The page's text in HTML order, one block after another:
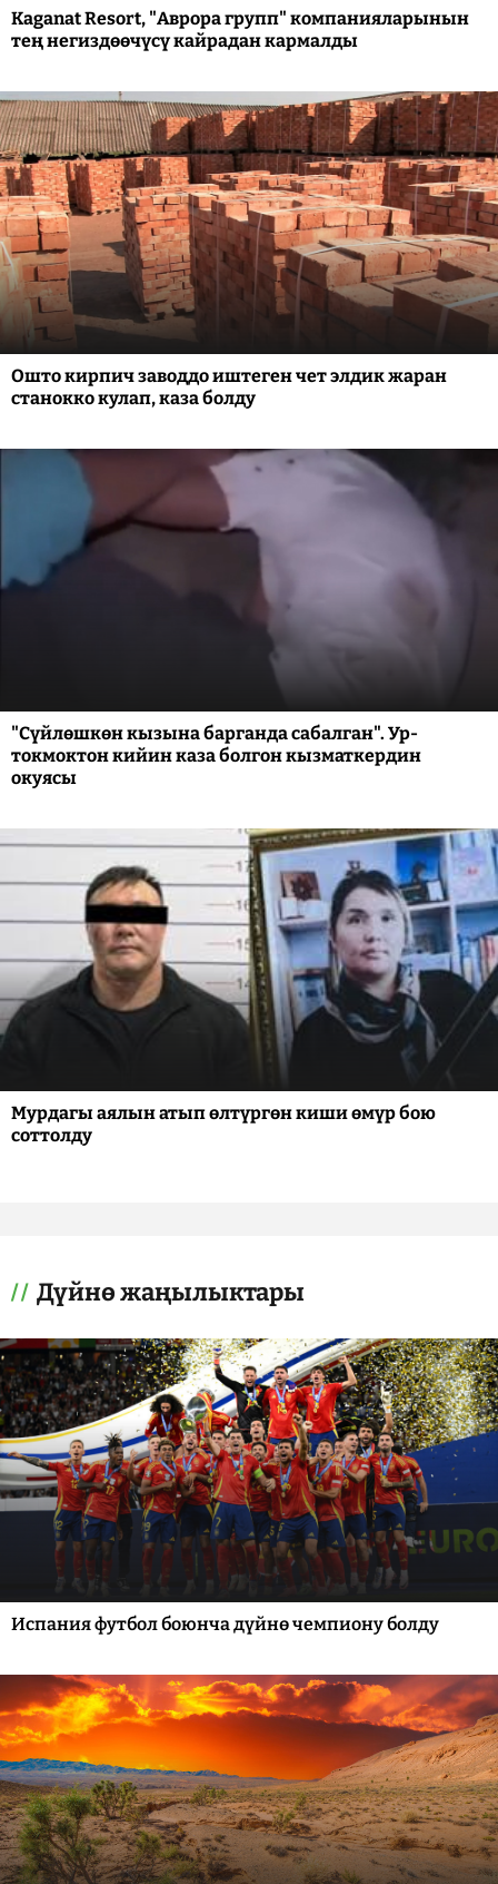
Kaganat Resort, "Аврора групп" компанияларынын
тең негиздөөчүсү кайрадан кармалды
Ошто кирпич заводдо иштеген чет элдик жаран
станокко кулап, каза болду
"Сүйлөшкөн кызына барганда сабалган". Ур-
токмоктон кийин каза болгон кызматкердин
окуясы
Мурдагы аялын атып өлтүргөн киши өмүр бою
соттолду
Дүйнө жаңылыктары
Испания футбол боюнча дүйнө чемпиону болду